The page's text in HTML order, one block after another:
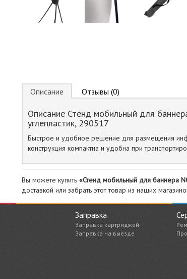
Описание Отзывы (0)
Описание Стенд мобильный для
углепластик, 290517
Быстрое и удобное решение для размещения
конструкция компактна и удобна при
Вы можете купить «Стенд мобильный для баннера
доставкой или забрать этот товар из наших
Заправка
Заправка картриджей
Заправка на выезде